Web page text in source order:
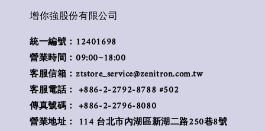
增你強股份有限公司
統一編號：12401698
營業時間：09:00~18:00
客服信箱：ztstore_service@zenitron.com.tw
客服電話： +886-2-2792-8788 #502
傳真號碼： +886-2-2796-8080
營業地址： 114 台北市內湖區新湖二路250巷8號